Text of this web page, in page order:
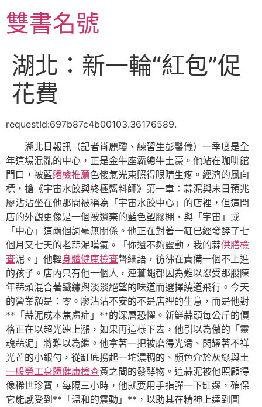
至
主雙書名號
湖北：新一輪“紅包”促
花費
requestId:697b87c4b00103.36176589.
湖北日報訊（記者肖麗瓊、練習生彭馨儀）一季度是全
年這場混亂的中心，正是金牛座霸總牛土豪。他站在咖啡館
門口，被藍體檢推薦色傻氣光束照得眼睛生疼。經濟的風向
標，搶《宇宙水餃與終極醬料師》第一章：蒜泥與末日預兆
廖沾沾坐在他那間被稱為「宇宙水餃中心」的店裡，但這間
店的外觀更像是一個被遺棄的藍色塑膠棚，與「宇宙」或
「中心」這兩個詞毫無關係。他正在對著一缸已經發酵了七
個月又七天的老蒜泥嘆氣。「你還不夠靈動，我的蒜供膳檢
查泥。」他輕身體健康檢查聲細語，彷彿在責備一個不上進
的孩子。店內只有他一個人，連蒼蠅都因為難以忍受那股陳
年蒜頭混合著鐵鏽與淡淡絕望的味道而選擇繞道飛行。今天
的營業額是：零。廖沾沾不安的不是店裡的生意，而是他對
**「蒜泥成本焦慮症」**的深層恐懼。新鮮蒜頭每公斤的價
格正在以超光速上漲，如果再這樣下去，他引以為傲的「靈
魂蒜泥」將難以為繼。他拿著一把被磨得光滑、閃耀著不祥
光芒的小銀勺，從缸底撈起一坨濃稠的、顏色介於灰綠與土
一般勞工身體健康檢查黃之間的發酵物。這蒜泥被他照顧得
像稀世珍寶，每隔三小時，他就要用手指彈一下缸邊，確保
它能感受到**「溫和的震動」**，以助其在精神上達到圓